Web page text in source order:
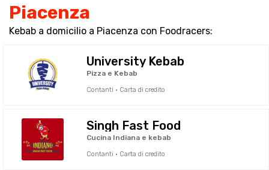
Piacenza
Kebab a domicilio a Piacenza con Foodracers:
University Kebab
Pizza e Kebab
Contanti · Carta di credito
Singh Fast Food
Cucina Indiana e kebab
Contanti · Carta di credito